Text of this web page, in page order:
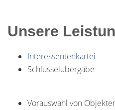
Unsere
Interessentenkartei
Schlüsselübergabe
Vorauswahl von